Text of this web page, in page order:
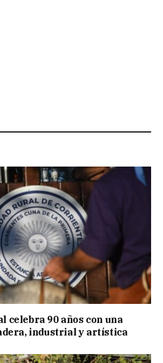
celebra 90 años con una
industrial y artística